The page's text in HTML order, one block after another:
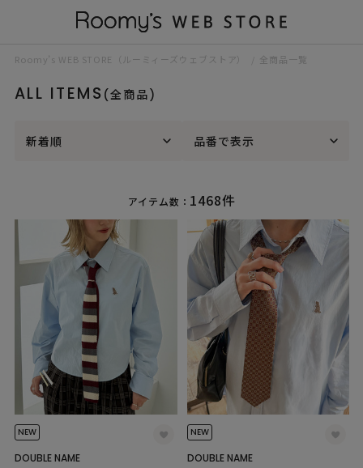
Roomy’s WEB STORE（ルーミィーズウェブストア） 全商品一覧
ALL ITEMS (全商品)
新着順 品番で表示
アイテム数： 1468件
NEW
DOUBLE NAME
NEW
DOUBLE NAME